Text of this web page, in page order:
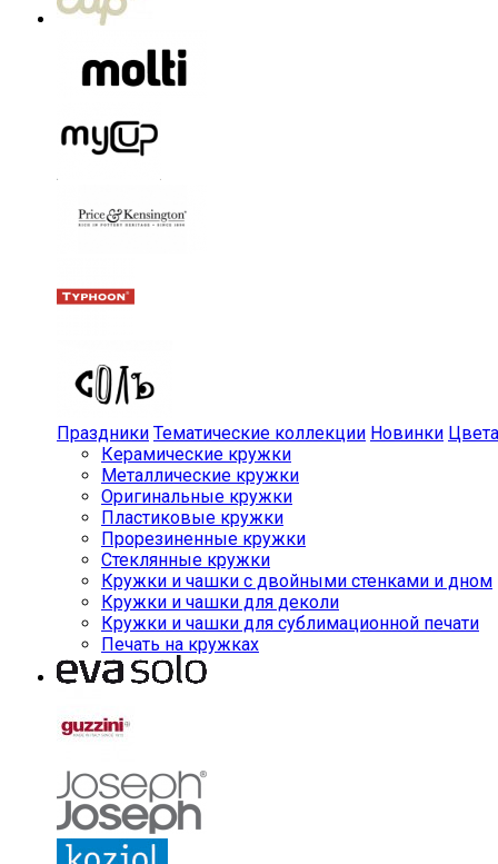
Праздники Тематические коллекции Новинки Цвета
Керамические кружки
Металлические кружки
Оригинальные кружки
Пластиковые кружки
Прорезиненные кружки
Стеклянные кружки
Кружки и чашки с двойными стенками и дном
Кружки и чашки для деколи
Кружки и чашки для сублимационной печати
Печать на кружках